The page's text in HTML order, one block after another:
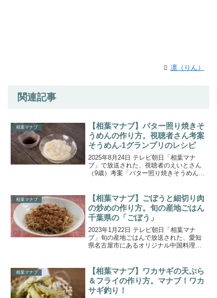
凛（りん）
関連記事
相葉マナブ
【相葉マナブ】バター照り焼きそ
うめんの作り方。視聴者さん考案
そうめん-1グランプリのレシピ
2025年8月24日 テレビ朝日「相葉マナ
ブ」で放送された、視聴者のえいとさん
（9歳）考案「バター照り焼きそうめん」
十勝の新じゃが～&そうめん-1グランプ
リ』。そう...
相葉マナブ
【相葉マナブ】ごぼうと細切り肉
の炒めの作り方。旬の産地ごはん
千葉県の「ごぼう」
2023年1月22日 テレビ朝日「相葉マナ
ブ」旬の産地ごはんで放送された、愛知
県名古屋市にあるオリジナル中国料理・
県千葉市で栽培されている『ごぼう』！
白肌で肉質がやわら...
相葉マナブ
【相葉マナブ】ワカサギの天ぷら
＆フライの作り方。マナブ！ワカ
サギ釣り！